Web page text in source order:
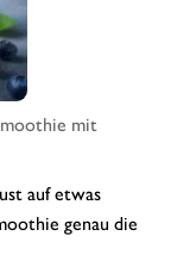
mit
auf etwas
genau die